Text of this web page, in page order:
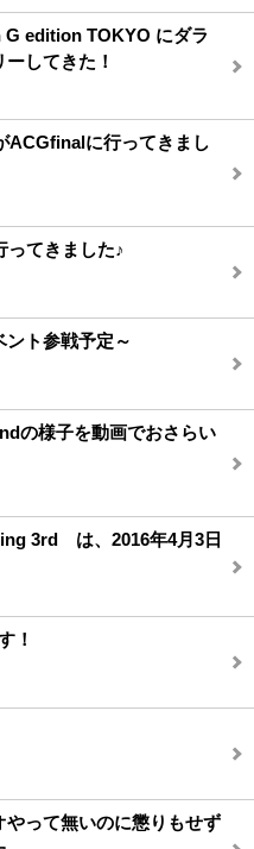
edition TOKYO にダラ
してきた！
ACGfinalに行ってきまし
てきました♪
ント参戦予定～
の様子を動画でおさらい
3rd は、2016年4月3日
！
やって無いのに懲りもせず